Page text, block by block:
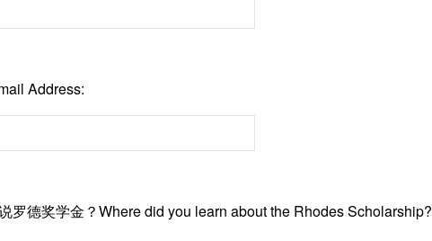
Address:
罗德奖学金？Where did you learn about the Rhodes Scholarship?